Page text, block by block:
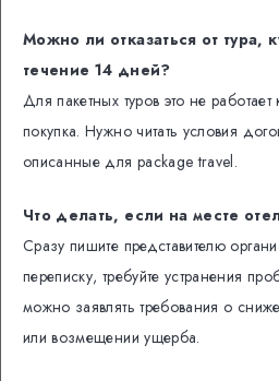
Можно ли отказаться от тура,
течение 14 дней?
Для пакетных туров это не
покупка. Нужно читать условия
описанные для package travel.
Что делать, если на месте
Сразу пишите представителю
переписку, требуйте устранения
можно заявлять требования о
или возмещении ущерба.